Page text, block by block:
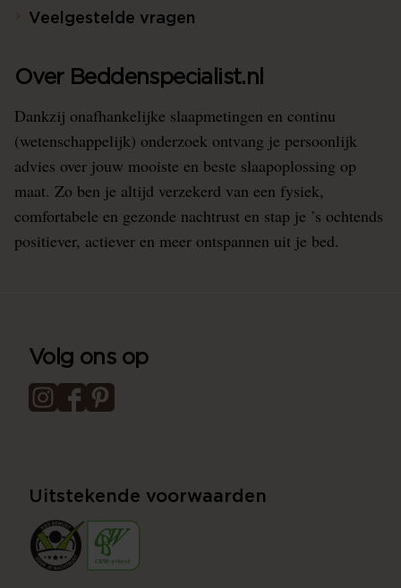
Veelgestelde vragen
Over Beddenspecialist.nl
Dankzij onafhankelijke slaapmetingen en continu
(wetenschappelijk) onderzoek ontvang je persoonlijk
advies over jouw mooiste en beste slaapoplossing op
maat. Zo ben je altijd verzekerd van een fysiek,
comfortabele en gezonde nachtrust en stap je ’s ochtends
positiever, actiever en meer ontspannen uit je bed.
Volg ons op
Uitstekende voorwaarden